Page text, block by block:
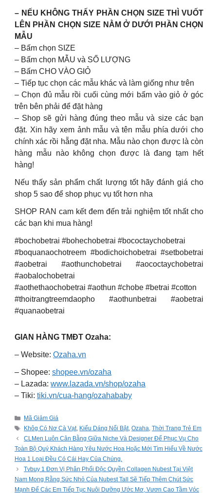
– NẾU KHÔNG THẤY PHẦN CHỌN SIZE THÌ VUỐT
LÊN PHẦN CHỌN SIZE NẰM Ở DƯỚI PHẦN CHỌN
MẪU
– Bấm chọn SIZE
– Bấm chọn MẪU và SỐ LƯỢNG
– Bấm CHO VÀO GIỎ
– Tiếp tục chọn các mẫu khác và làm giống như trên
– Chọn đủ mẫu rồi cuối cùng mới bấm vào giỏ ở góc
trên bên phải để đặt hàng
– Shop sẽ gửi hàng đúng theo mẫu và size các bạn
đặt. Xin hãy xem ảnh mẫu và tên mẫu phía dưới cho
chính xác rồi hẵng đặt nha. Mẫu nào chọn được là còn
hàng mẫu nào không chọn được là đang tạm hết
hàng!
Nếu thấy sản phẩm chất lượng tốt hãy đánh giá cho
shop 5 sao để shop phục vụ tốt hơn nha
SHOP RAN cam kết đem đến trải nghiệm tốt nhất cho
các bạn khi mua hàng!
#bochobetrai #bohechobetrai #bococtaychobetrai
#boquanaochotreem #bodichoichobetrai #setbobetrai
#aobetrai #aothunchobetrai #aococtaychobetrai
#aobalochobetrai
#aothethaochobetrai #aothun #chobe #betrai #cotton
#thoitrangtreemdaopho #aothunbetrai #aobetrai
#quanaobetrai
GIAN HÀNG TMĐT Ozaha:
– Website: Ozaha.vn
– Shopee: shopee.vn/ozaha
– Lazada: www.lazada.vn/shop/ozaha
– Tiki: tiki.vn/cua-hang/ozahababy
Categories
Mã Giảm Giá
Tags
Khôg Có Nơ Cà Vạt, Kiểu Dáng Nổi Bật,Ozaha,Thời Trang Trẻ Em
CLMen Luôn Cân Bằng Giữa Niche Và Designer Để Phục Vụ Cho
Toàn Bộ Quý Khách Hàng Yêu Nước Hoa Hoặc Mới Tìm Hiểu Về Nước
Hoa 1 Loại Đều Có Cái Hay Của Chúng.
Tvbuy 1 Đơn Vị Phân Phối Độc Quyền Collagen Nubest Tại Việt
Nam Mong Rằng Sức Nhỏ Của Nubest Tall Sẽ Tiếp Thêm Chút Sức
Mạnh Để Các Em Tiếp Tục Nuôi Dưỡng Ước Mơ, Vươn Cao Tầm Vóc